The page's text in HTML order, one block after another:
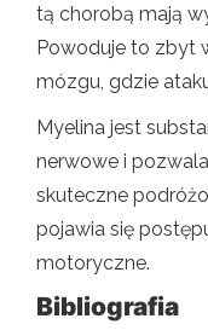
tą chorobą mają
Powoduje to zbyt
mózgu, gdzie
Myelina jest
nerwowe i
skuteczne
pojawia się
motoryczne.
Bibliografia